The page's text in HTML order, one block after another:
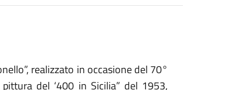
realizzato in occasione del 70°
del ‘400 in Sicilia” del 1953,